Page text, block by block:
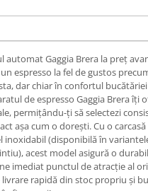
automat Gaggia Brera la preț
espresso la fel de gustos
dar chiar în confortul bucătăriei
de espresso Gaggia Brera îți
permițându-ți să selectezi
așa cum o dorești. Cu o
inoxidabil (disponibilă în
acest model asigură o
imediat punctul de atracție al
rapidă din stoc propriu și